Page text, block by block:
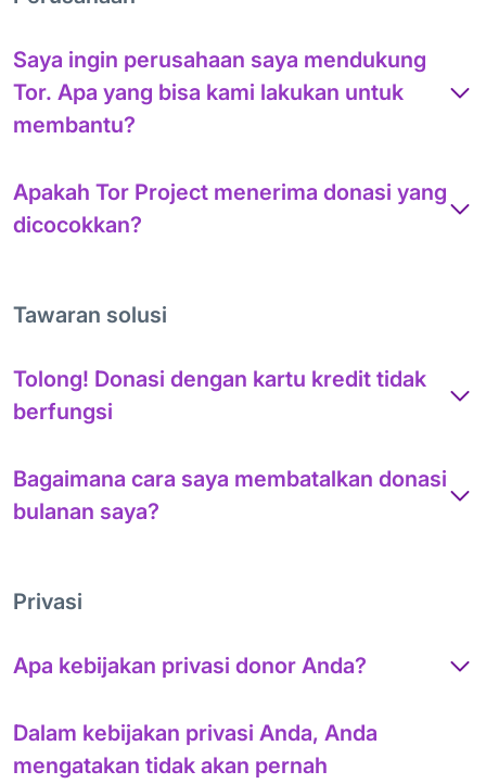
Saya ingin perusahaan saya mendukung
Tor. Apa yang bisa kami lakukan untuk
membantu?
Apakah Tor Project menerima donasi yang
dicocokkan?
Tawaran solusi
Tolong! Donasi dengan kartu kredit tidak
berfungsi
Bagaimana cara saya membatalkan donasi
bulanan saya?
Privasi
Apa kebijakan privasi donor Anda?
Dalam kebijakan privasi Anda, Anda
mengatakan tidak akan pernah